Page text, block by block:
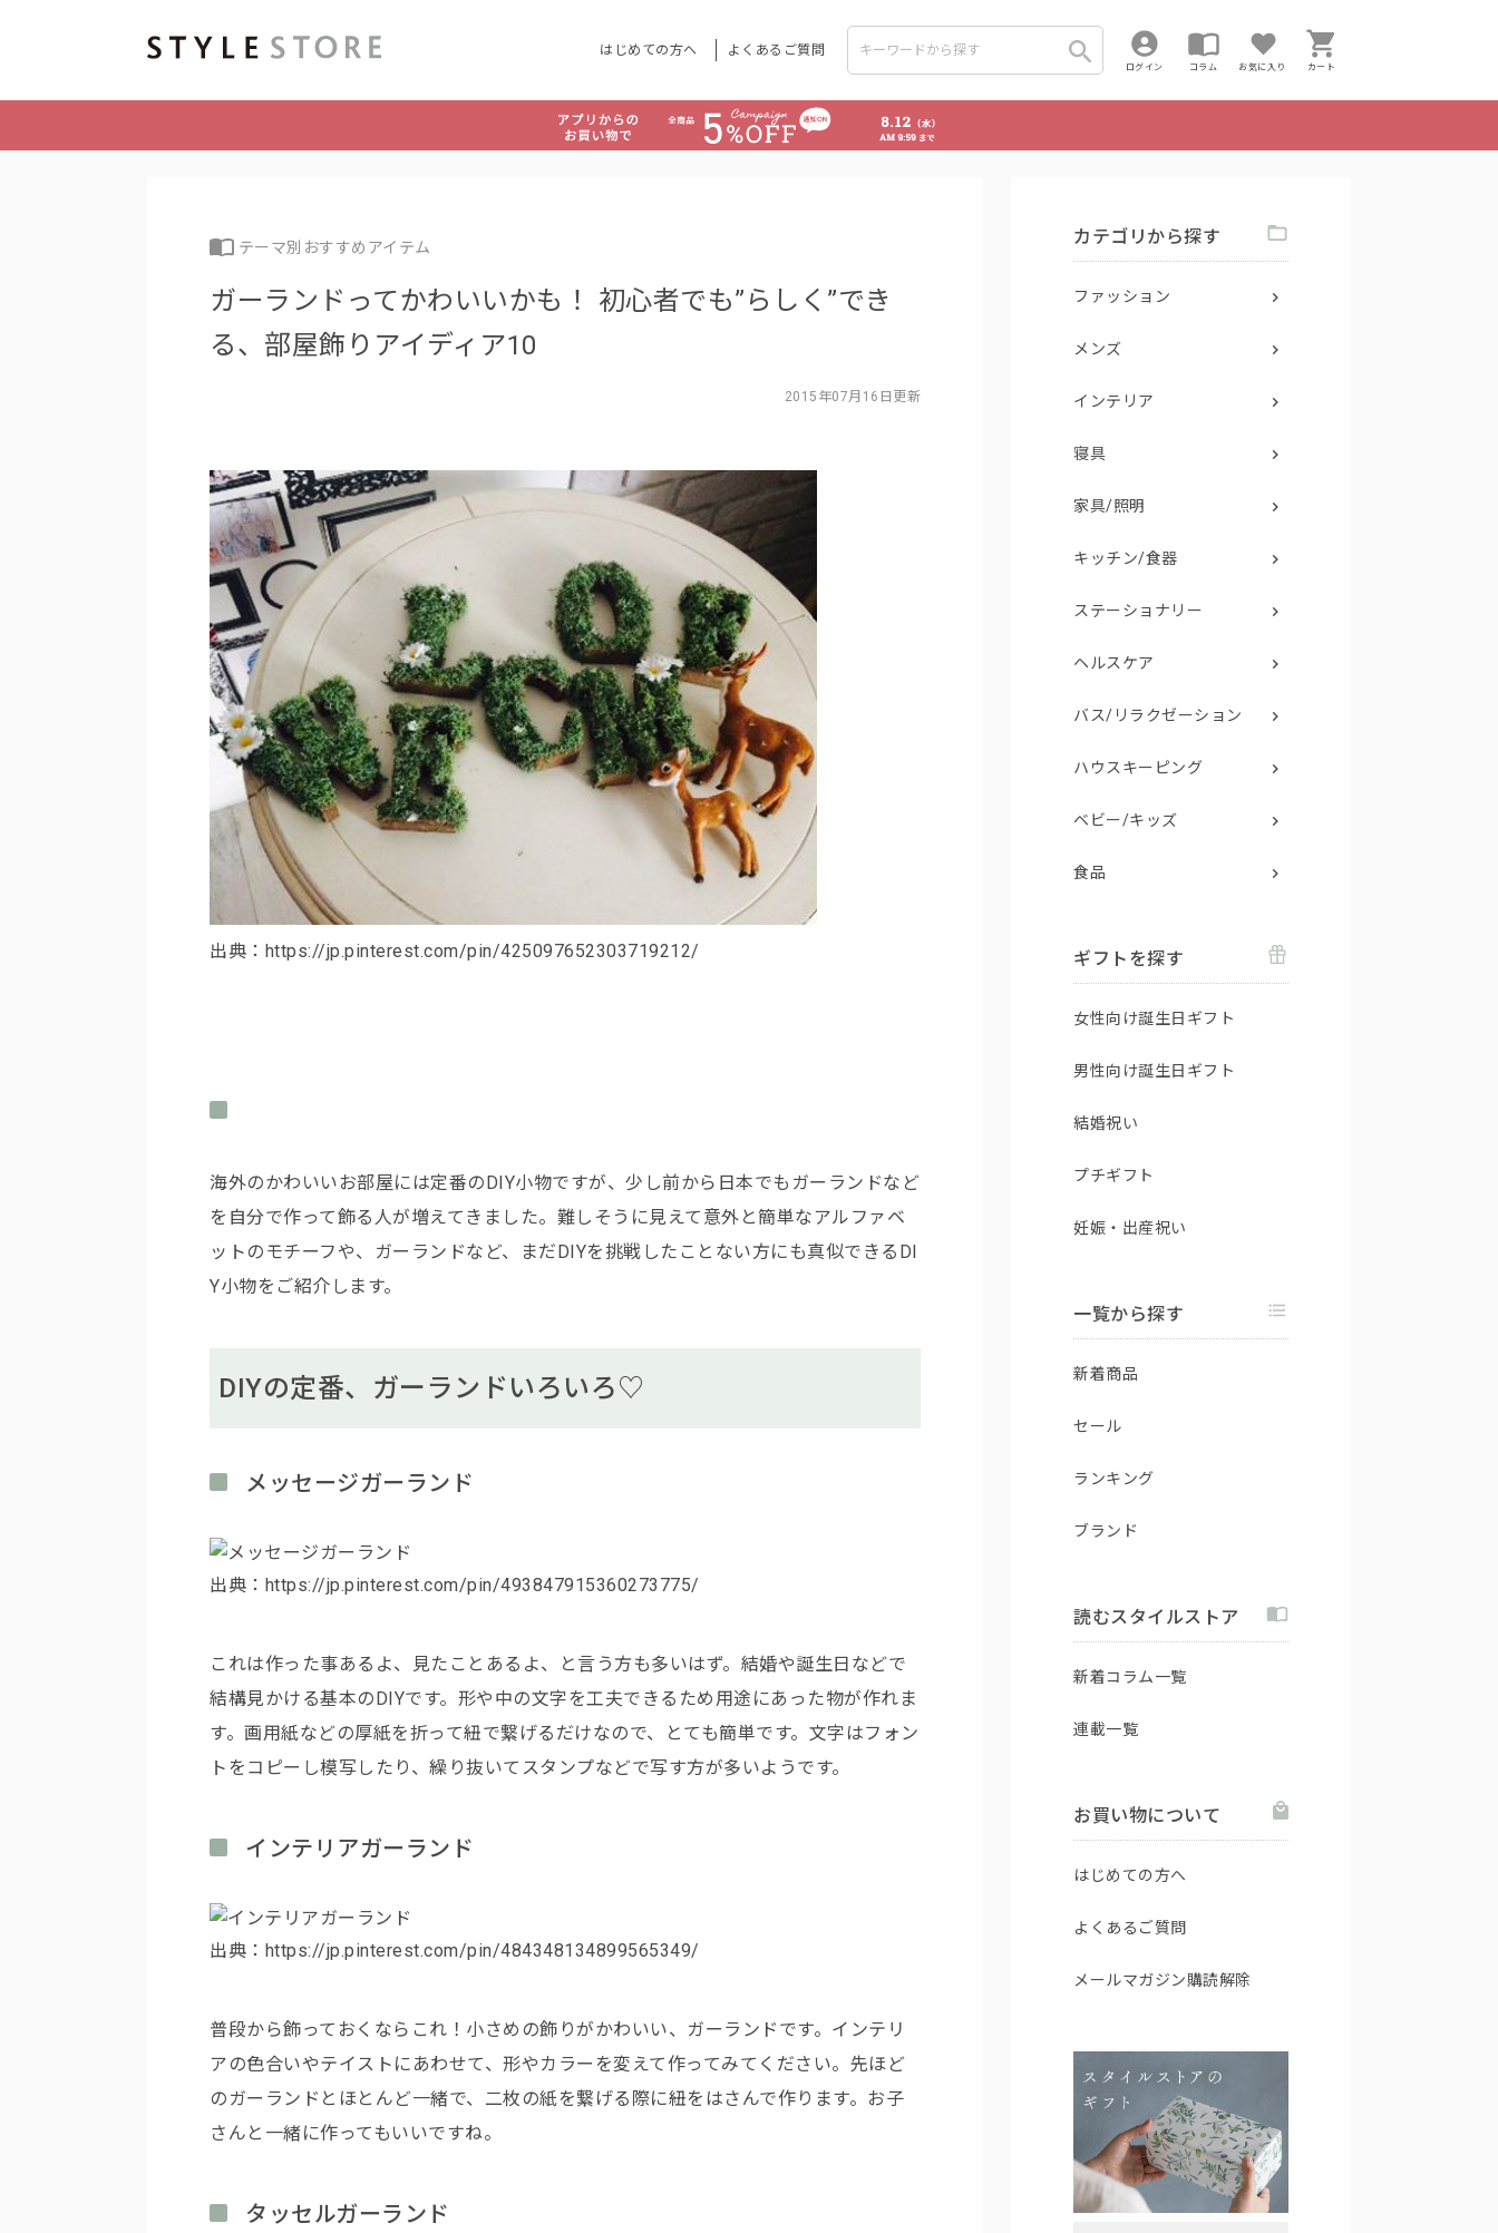
はじめての方へ よくあるご質問
ログイン コラム お気に入り カート
テーマ別おすすめアイテム
ガーランドってかわいいかも！ 初心者でも”らしく”でき
る、部屋飾りアイディア10
2015年07月16日更新
出典：https://jp.pinterest.com/pin/425097652303719212/
海外のかわいいお部屋には定番のDIY小物ですが、少し前から日本でもガーランドなど
を自分で作って飾る人が増えてきました。難しそうに見えて意外と簡単なアルファベ
ットのモチーフや、ガーランドなど、まだDIYを挑戦したことない方にも真似できるDI
Y小物をご紹介します。
DIYの定番、ガーランドいろいろ♡
メッセージガーランド
出典：https://jp.pinterest.com/pin/493847915360273775/
これは作った事あるよ、見たことあるよ、と言う方も多いはず。結婚や誕生日などで
結構見かける基本のDIYです。形や中の文字を工夫できるため用途にあった物が作れま
す。画用紙などの厚紙を折って紐で繋げるだけなので、とても簡単です。文字はフォン
トをコピーし模写したり、繰り抜いてスタンプなどで写す方が多いようです。
インテリアガーランド
出典：https://jp.pinterest.com/pin/484348134899565349/
普段から飾っておくならこれ！小さめの飾りがかわいい、ガーランドです。インテリ
アの色合いやテイストにあわせて、形やカラーを変えて作ってみてください。先ほど
のガーランドとほとんど一緒で、二枚の紙を繋げる際に紐をはさんで作ります。お子
さんと一緒に作ってもいいですね。
タッセルガーランド
カテゴリから探す
ファッション
メンズ
インテリア
寝具
家具/照明
キッチン/食器
ステーショナリー
ヘルスケア
バス/リラクゼーション
ハウスキーピング
ベビー/キッズ
食品
ギフトを探す
女性向け誕生日ギフト
男性向け誕生日ギフト
結婚祝い
プチギフト
妊娠・出産祝い
一覧から探す
新着商品
セール
ランキング
ブランド
読むスタイルストア
新着コラム一覧
連載一覧
お買い物について
はじめての方へ
よくあるご質問
メールマガジン購読解除